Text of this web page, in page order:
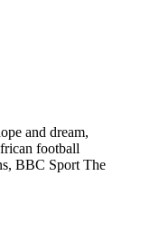
and dream,
football
BBC Sport The